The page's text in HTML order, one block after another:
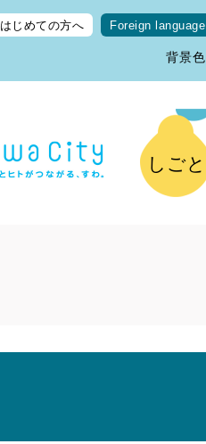
はじめての方へ Foreign language
背景色
しごと